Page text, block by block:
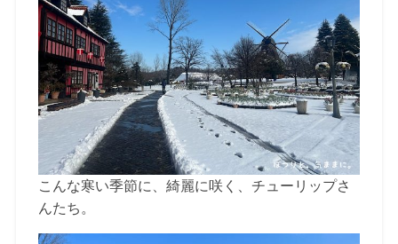
こんな寒い季節に、綺麗に咲く、チューリップさ
んたち。